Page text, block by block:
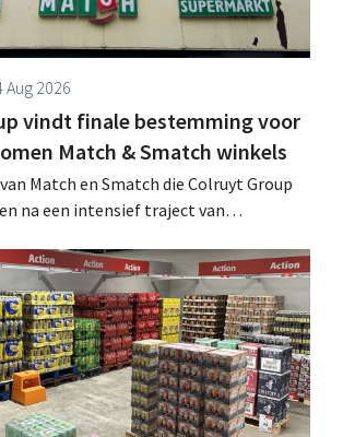
Aug 2026
vindt finale bestemming voor
Match & Smatch winkels
Match en Smatch die Colruyt Group
na een intensief traject van
voor sommige panden een sluiting.